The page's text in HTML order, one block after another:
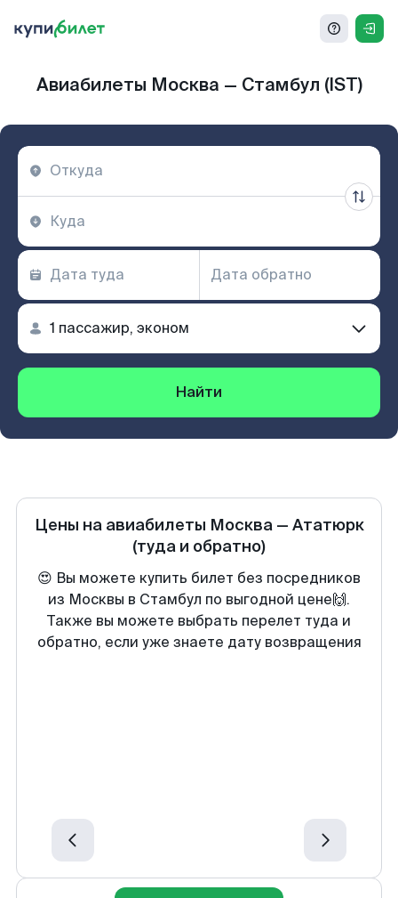
Авиабилеты Москва — Стамбул (IST)
Найти
Цены на авиабилеты Москва— Ататюрк
(туда и обратно)
😍 Вы можете купить билет без посредников
из Москвы в Стамбул по выгодной цене🙌.
Также вы можете выбрать перелет туда и
обратно, если уже знаете дату возвращения